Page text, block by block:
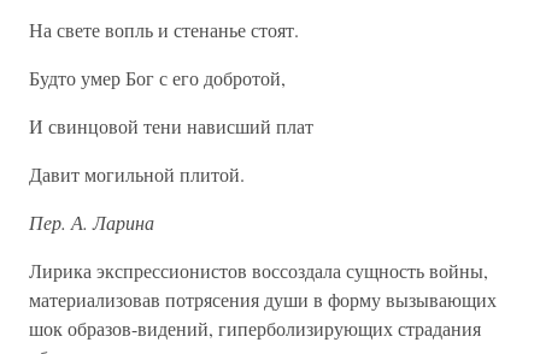
На свете вопль и стенанье стоят.
Будто умер Бог с его добротой,
И свинцовой тени нависший плат
Давит могильной плитой.
Пер. А. Ларина
Лирика экспрессионистов воссоздала сущность войны,
материализовав потрясения души в форму вызывающих
шок образов-видений, гиперболизирующих страдания